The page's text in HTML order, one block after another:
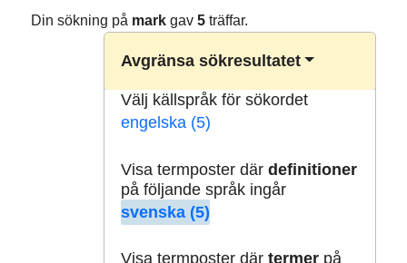
Din sökning på markgav 5träffar.
Avgränsa sökresultatet
Välj källspråk för sökordet
engelska (5)
Visa termposter där definitioner
på följande språk ingår
svenska (5)
Visa termposter där termerpå